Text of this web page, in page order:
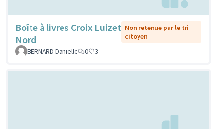
Boîte à livres Croix Luizet
Nord
Non retenue par le tri
citoyen
BERNARD Danielle
0 3